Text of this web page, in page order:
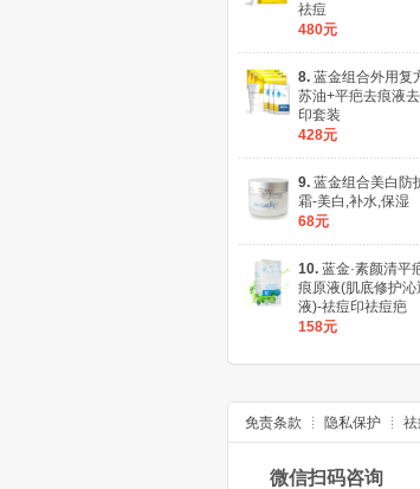
祛痘
480元
8. 蓝金组合外用复
苏油+平疤去痕液
印套装
428元
9. 蓝金组合美白防
霜-美白,补水,保湿
68元
10. 蓝金·素颜清平
痕原液(肌底修护沁
液)-祛痘印祛痘疤
158元
免责条款 隐私保护 祛
微信扫码咨询